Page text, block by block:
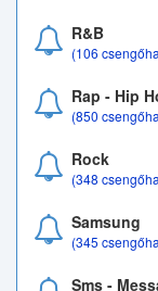
R&B
(106
Rap - Hip
(850
Rock
(348
Samsung
(345
Sms -